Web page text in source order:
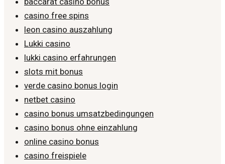
casino free spins
leon casino auszahlung
Lukki casino
lukki casino erfahrungen
slots mit bonus
verde casino bonus login
netbet casino
casino bonus umsatzbedingungen
casino bonus ohne einzahlung
online casino bonus
casino freispiele